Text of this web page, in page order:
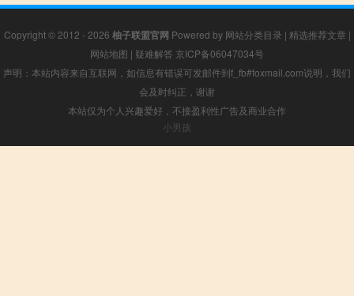
Copyright © 2012 - 2026 柚子联盟官网 Powered by 网站分类目录 | 精选推荐文章 |
网站地图 | 疑难解答 京ICP备06047034号
声明：本站内容来自互联网，如信息有错误可发邮件到f_fb#foxmail.com说明，我们
会及时纠正，谢谢
本站仅为个人兴趣爱好，不接盈利性广告及商业合作
小男孩